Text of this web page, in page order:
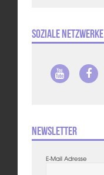
Soziale Netzwerke
Newsletter
E-Mail Adresse